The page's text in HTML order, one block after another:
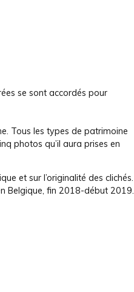
se sont accordés pour
Tous les types de patrimoine
photos qu’il aura prises en
et sur l’originalité des clichés.
Belgique, fin 2018-début 2019.